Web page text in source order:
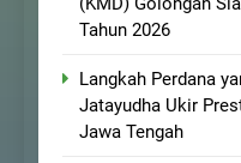
Tahun 2026
Langkah Perdana
Jatayudha Ukir
Jawa Tengah